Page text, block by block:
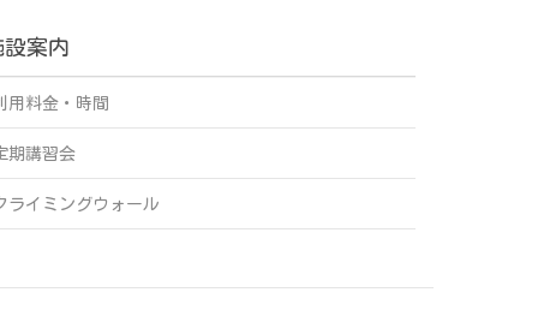
設案内
用料金・時間
期講習会
ライミングウォール